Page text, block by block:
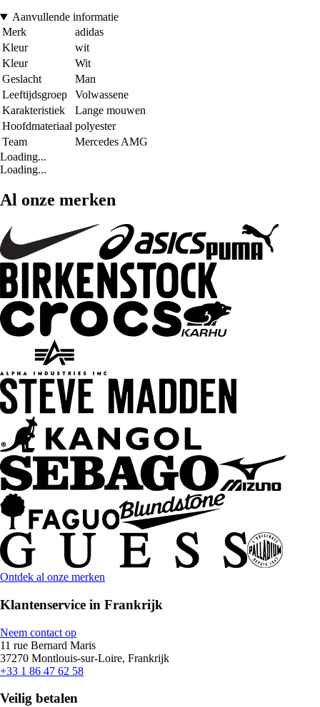
Aanvullende informatie
Merk
adidas
Kleur
wit
Kleur
Wit
Geslacht
Man
Leeftijdsgroep
Volwassene
Karakteristiek
Lange mouwen
Hoofdmateriaal polyester
Team
Mercedes AMG
Loading...
Loading...
Al onze merken
Ontdek al onze merken
Klantenservice in Frankrijk
Neem contact op
11 rue Bernard Maris
37270 Montlouis-sur-Loire, Frankrijk
+33 1 86 47 62 58
Veilig betalen